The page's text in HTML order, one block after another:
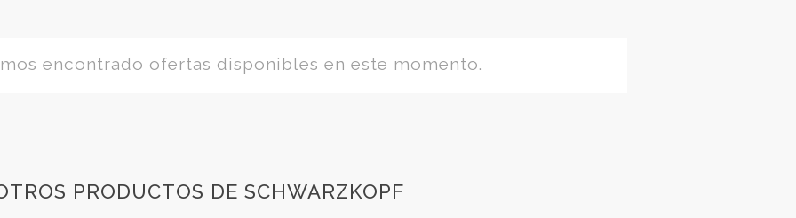
encontrado ofertas disponibles en este momento.
PRODUCTOS DE SCHWARZKOPF